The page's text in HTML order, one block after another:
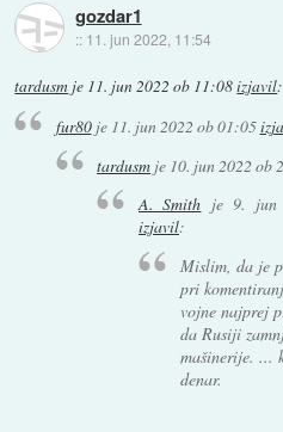
gozdar1
:: 11. jun 2022, 11:54
tardusm je 11. jun 2022 ob 11:08izjavil:
fur80je 11. jun 2022 ob 01:05
tardusm je 10. jun 2022 ob
A. Smith je9. jun
izjavil:
Mislim, da je
pri
vojne najprej
da Rusiji
mašinerije. ...
denar.